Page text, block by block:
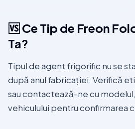
🆚 Ce Tip de Freon
Ta?
Tipul de agent frigorific nu se
după anul fabricației. Verifică
sau contactează-ne cu
vehiculului pentru confirmarea